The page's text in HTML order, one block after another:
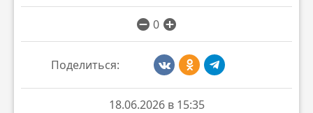
0
Поделиться:
18.06.2026 в 15:35